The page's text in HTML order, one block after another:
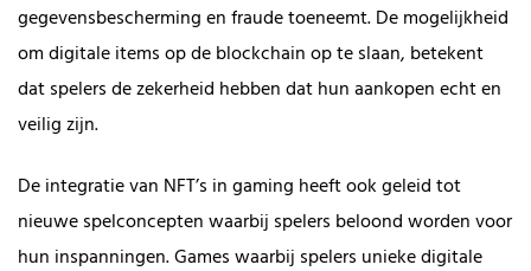
gegevensbescherming en fraude toeneemt. De mogelijkheid
om digitale items op de blockchain op te slaan, betekent
dat spelers de zekerheid hebben dat hun aankopen echt en
veilig zijn.
De integratie van NFT’s in gaming heeft ook geleid tot
nieuwe spelconcepten waarbij spelers beloond worden voor
hun inspanningen. Games waarbij spelers unieke digitale